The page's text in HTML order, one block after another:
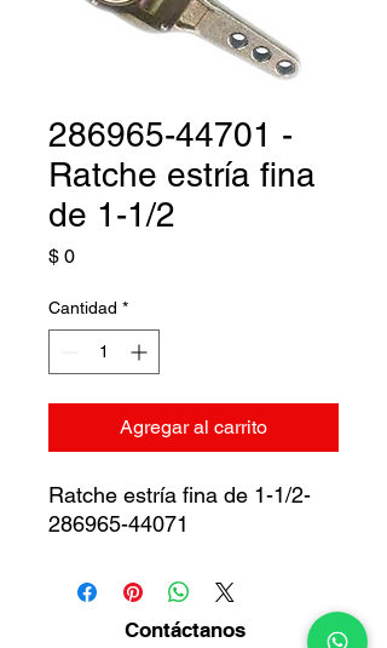
286965-44701 -
Ratche estría fina
de 1-1/2
$ 0Precio
Cantidad *
Agregar al carrito
Ratche estría fina de 1-1/2-
286965-44071
Contáctanos